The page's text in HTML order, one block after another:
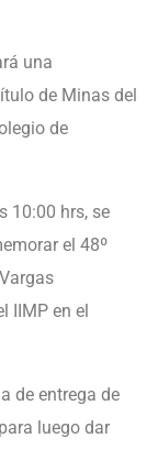
una
de Minas del
de
10:00 hrs, se
el 48º
IIMP en el
de entrega de
luego dar